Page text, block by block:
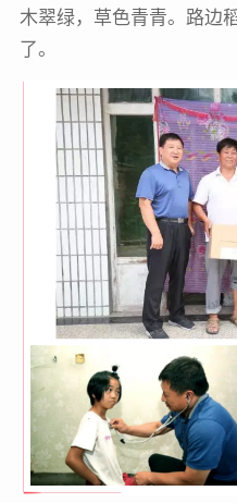
木翠绿，草色青青。路边
了。